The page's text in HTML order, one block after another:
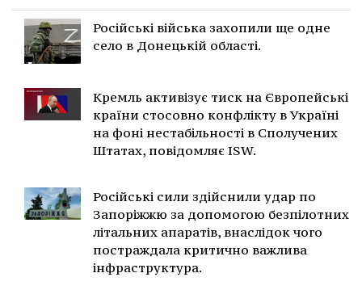
Російські війська захопили ще одне
село в Донецькій області.
Кремль активізує тиск на Європейські
країни стосовно конфлікту в Україні
на фоні нестабільності в Сполучених
Штатах, повідомляє ISW.
Російські сили здійснили удар по
Запоріжжю за допомогою безпілотних
літальних апаратів, внаслідок чого
постраждала критично важлива
інфраструктура.